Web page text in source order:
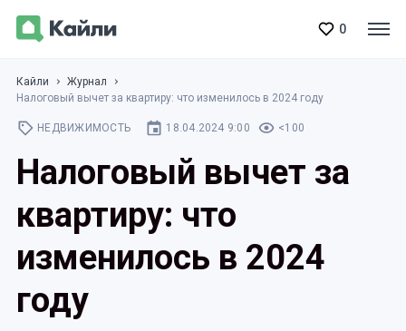
0
Кайли
Журнал
Налоговый вычет за квартиру: что изменилось в 2024 году
НЕДВИЖИМОСТЬ 18.04.2024 9:00 <100
Налоговый вычет за
квартиру: что
изменилось в 2024
году